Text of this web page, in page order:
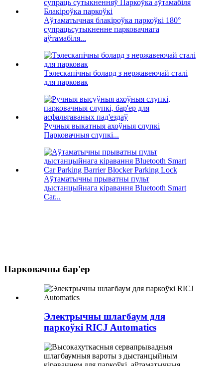
Аўтаматычная блакіроўка паркоўкі 180°
супрацьсутыкненне парковачнага
аўтамабіля...
Тэлескапічны болард з нержавеючай сталі
для парковак
Ручныя выкатныя ахоўныя слупкі
Парковачныя слупкі...
Аўтаматычны прыватны пульт
дыстанцыйнага кіравання Bluetooth Smart
Car...
Парковачны бар'ер
Электрычны шлагбаум для
паркоўкі RICJ Automatics